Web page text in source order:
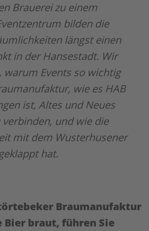
Brauerei zu einem
bilden die
längst einen
in der Hansestadt. Wir
warum Events so wichtig
wie es HAB
ist, Altes und Neues
und wie die
mit dem Wusterhusener
hat.
Braumanufaktur
braut, führen Sie